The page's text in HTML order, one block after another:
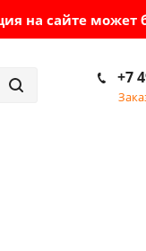
на сайте может
+7